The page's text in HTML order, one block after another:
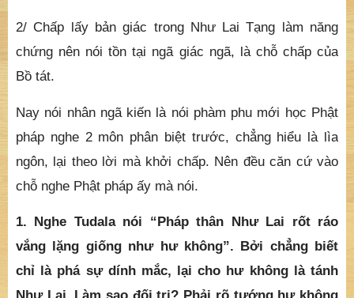
2/ Chấp lấy bản giác trong Như Lai Tạng làm năng
chứng nên nói tồn tại ngã giác ngã, là chỗ chấp của
Bồ tát.
Nay nói nhân ngã kiến là nói phàm phu mới học Phật
pháp nghe 2 môn phân biệt trước, chẳng hiểu là lìa
ngôn, lại theo lời mà khởi chấp. Nên đều căn cứ vào
chỗ nghe Phật pháp ấy mà nói.
1. Nghe Tudala nói “Pháp thân Như Lai rốt ráo
vắng lặng giống như hư không”. Bởi chẳng biết
chỉ là phá sự dính mắc, lại cho hư không là tánh